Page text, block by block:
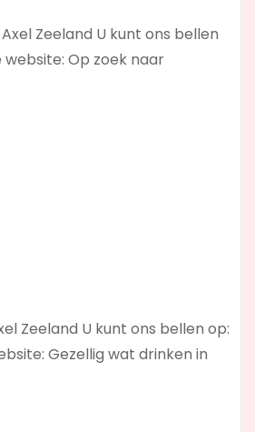
Zeeland U kunt ons bellen
website: Op zoek naar
Zeeland U kunt ons bellen op:
Gezellig wat drinken in